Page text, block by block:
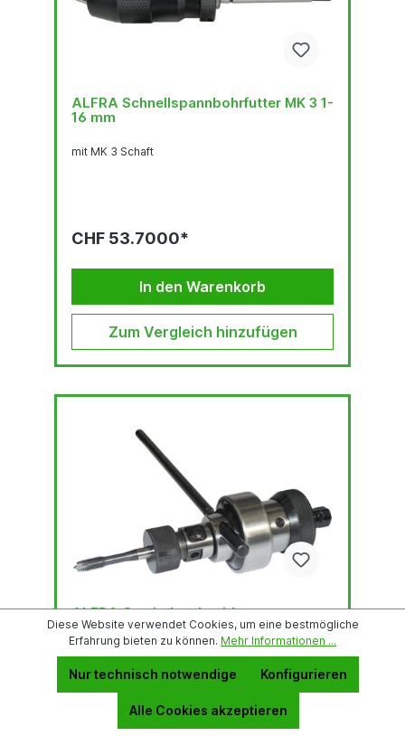
ALFRA Schnellspannbohrfutter MK 3 1-
16 mm
mit MK 3 Schaft
CHF 53.7000*
In den Warenkorb
Zum Vergleich hinzufügen
ALFRA Gewindeschneidapparat
Gewindeschneidapparat M3 - M12 MK2 +
RotaQuick® Lieferumfang: mit Rota-Quick® und
MK 2, austauschbar, im Kunststoffkoffer
Diese Website verwendet Cookies, um eine bestmögliche
Erfahrung bieten zu können. Mehr Informationen ...
Nur technisch notwendige Konfigurieren
Alle Cookies akzeptieren